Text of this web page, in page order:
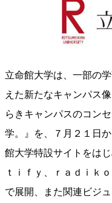
立命館大学は、一部の
えた新たなキャンパス
らきキャンパスのコン
学。』を、７月２１日
館大学特設サイトをは
ｔｉｆｙ、ｒａｄｉｋ
で展開、また関連ビジ